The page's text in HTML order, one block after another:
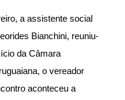
a assistente social
Bianchini, reuniu-
da Câmara
o vereador
aconteceu a